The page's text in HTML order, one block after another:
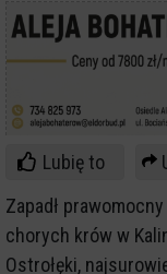
Lubię to
Zapadł
chorych krów w
Ostrołęki,